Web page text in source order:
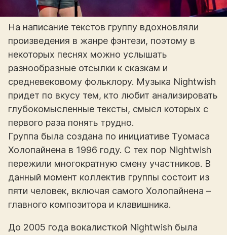
На написание текстов группу вдохновляли
произведения в жанре фэнтези, поэтому в
некоторых песнях можно услышать
разнообразные отсылки к сказкам и
средневековому фольклору. Музыка Nightwish
придет по вкусу тем, кто любит анализировать
глубокомысленные тексты, смысл которых с
первого раза понять трудно.
Группа была создана по инициативе Туомаса
Холопайнена в 1996 году. С тех пор Nightwish
пережили многократную смену участников. В
данный момент коллектив группы состоит из
пяти человек, включая самого Холопайнена –
главного композитора и клавишника.
До 2005 года вокалисткой Nightwish была